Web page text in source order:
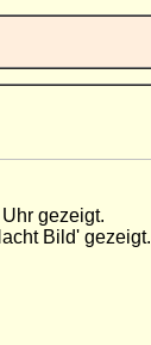
gezeigt.
Bild' gezeigt.